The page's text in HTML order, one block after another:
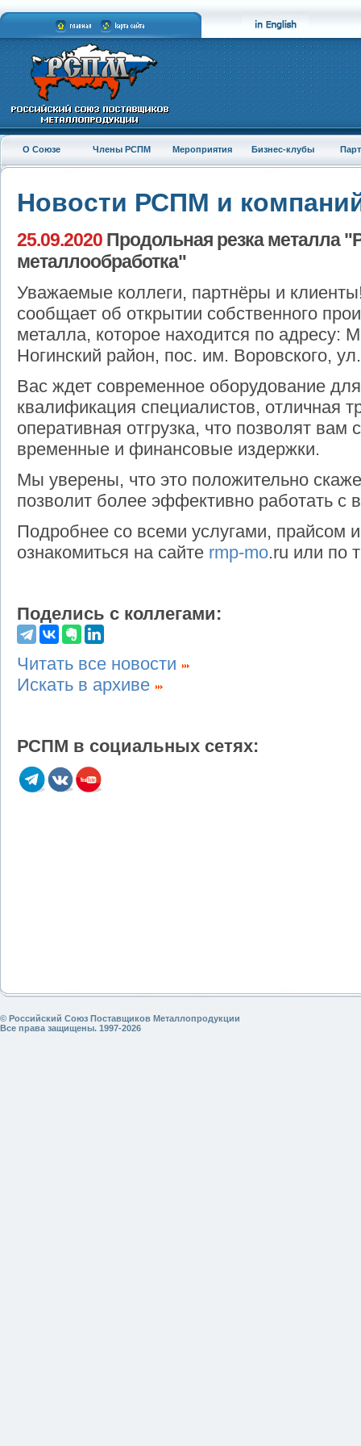
О Союзе Члены РСПМ Мероприятия Бизнес-клубы
Новости РСПМ и
25.09.2020 Продольная резка металла
металлообработка"
Уважаемые коллеги, партнёры и
сообщает об открытии собственного
металла, которое находится по адресу:
Ногинский район, пос. им. Воровского,
Вас ждет современное оборудование
квалификация специалистов, отличная
оперативная отгрузка, что позволят вам
временные и финансовые издержки.
Мы уверены, что это положительно
позволит более эффективно работать с
Подробнее со всеми услугами, прайсом
ознакомиться на сайте rmp-mo.ru или по
Поделись с коллегами:
Читать все новости
Искать в архиве
РСПМ в социальных сетях:
© Российский Союз Поставщиков Металлопродукции
Все права защищены. 1997-2026